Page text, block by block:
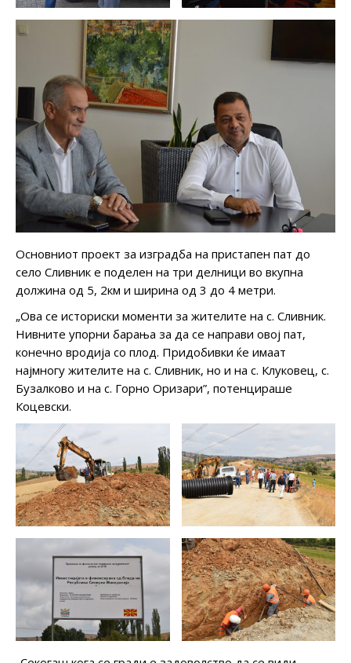
Основниот проект за изградба на пристапен пат до
село Сливник е поделен на три делници во вкупна
должина од 5, 2км и ширина од 3 до 4 метри.
„Ова се историски моменти за жителите на с. Сливник.
Нивните упорни барања за да се направи овој пат,
конечно вродија со плод. Придобивки ќе имаат
најмногу жителите на с. Сливник, но и на с. Клуковец, с.
Бузалково и на с. Горно Оризари”, потенцираше
Коцевски.